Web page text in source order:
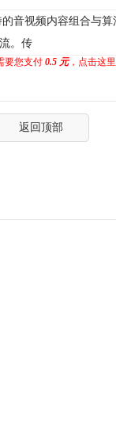
视频内容组合与算
。传
要您支付 0.5 元，点击这
返回顶部